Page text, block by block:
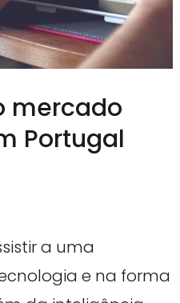
mercado
Portugal
a uma
e na forma